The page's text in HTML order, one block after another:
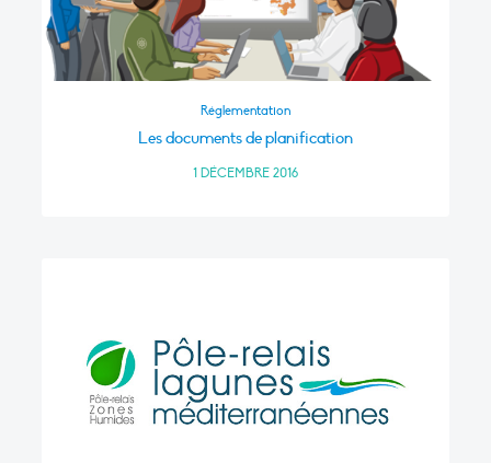
Réglementation
Les documents de planification
1 DÉCEMBRE 2016